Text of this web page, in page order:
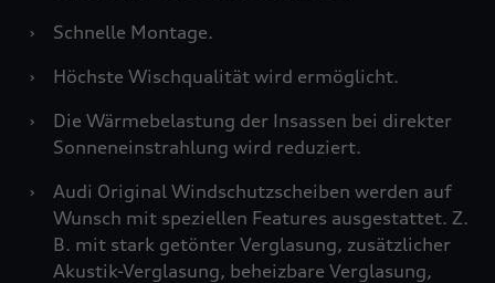
›
Schnelle Montage.
›
Höchste Wischqualität wird ermöglicht.
›
Die Wärmebelastung der Insassen bei direkter
Sonneneinstrahlung wird reduziert.
›
Audi Original Windschutzscheiben werden auf
Wunsch mit speziellen Features ausgestattet. Z.
B. mit stark getönter Verglasung, zusätzlicher
Akustik-Verglasung, beheizbare Verglasung,